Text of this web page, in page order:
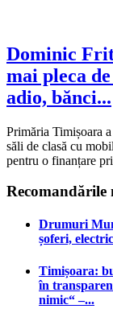
Dominic
mai pleca
adio, bănci...
Primăria Timișoara
săli de clasă cu
pentru o finanțare
Recomandările
Drumuri
șoferi,
Timișoara:
în
nimic“ –...